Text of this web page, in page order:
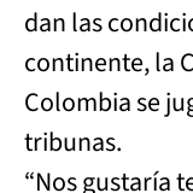
dan las
continente, la
Colombia se
tribunas.
“Nos gustaría